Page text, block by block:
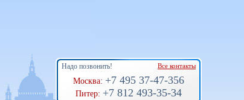
Надо позвонить! Все контакты
Москва: +7 495 37-47-356
Питер: +7 812 493-35-34